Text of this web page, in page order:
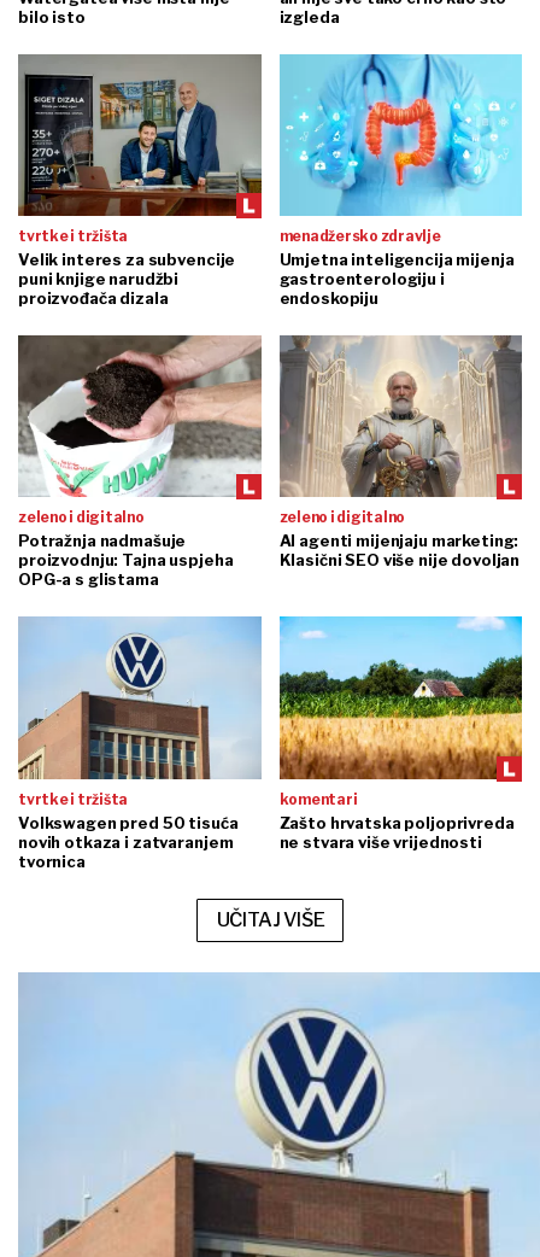
bilo isto
izgleda
tvrtke i tržišta
Velik interes za subvencije
puni knjige narudžbi
proizvođača dizala
menadžersko zdravlje
Umjetna inteligencija mijenja
gastroenterologiju i
endoskopiju
zeleno i digitalno
Potražnja nadmašuje
proizvodnju: Tajna uspjeha
OPG-a s glistama
zeleno i digitalno
AI agenti mijenjaju marketing:
Klasični SEO više nije dovoljan
tvrtke i tržišta
Volkswagen pred 50 tisuća
novih otkaza i zatvaranjem
tvornica
komentari
Zašto hrvatska poljoprivreda
ne stvara više vrijednosti
UČITAJ VIŠE